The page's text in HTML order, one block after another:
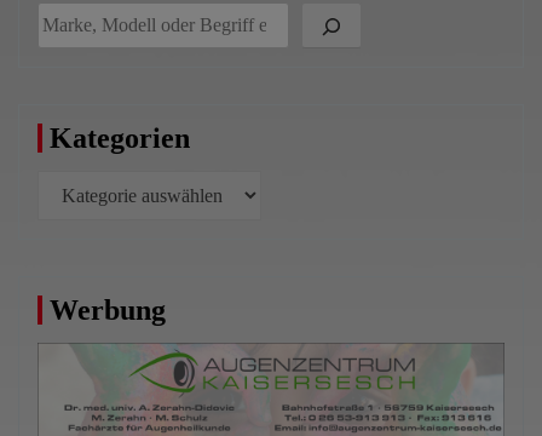
Kategorien
Werbung